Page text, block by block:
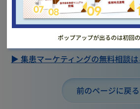
ポップアップが出るのは初回の
月間新患数は150%増加し、広告単
しました。また、安定して前年同月
の獲得に成功しています。
▶︎ 集患マーケティングの無料相談は
前のページに戻る